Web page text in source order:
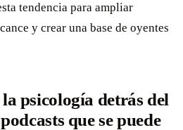
tendencia para ampliar
y crear una base de oyentes
psicología detrás del
que se puede